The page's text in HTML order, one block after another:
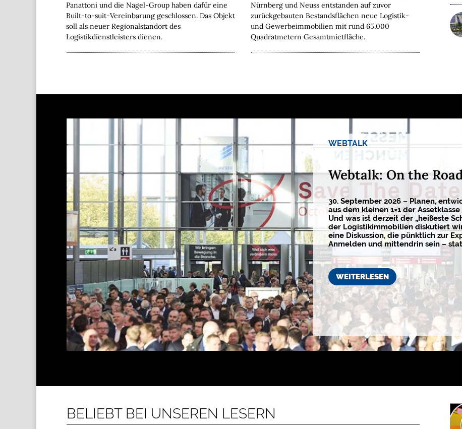
Panattoni und die Nagel-Group haben dafür eine
Built-to-suit-Vereinbarung geschlossen. Das Objekt
soll als neuer Regionalstandort des
Logistikdienstleisters dienen.
Nürnberg und Neuss entstanden auf zuvor
zurückgebauten Bestandsflächen neue Logistik-
und Gewerbeimmobilien mit rund 65.000
Quadratmetern Gesamtmietfläche.
WEBTALK
Webtalk: On the
30. September 2026 – Planen,
aus dem kleinen 1×1 der
Und was ist derzeit der „heißeste
der Logistikimmobilien diskutiert
eine Diskussion, die pünktlich zur
Anmelden und mittendrin sein –
WEITERLESEN
BELIEBT BEI UNSEREN LESERN